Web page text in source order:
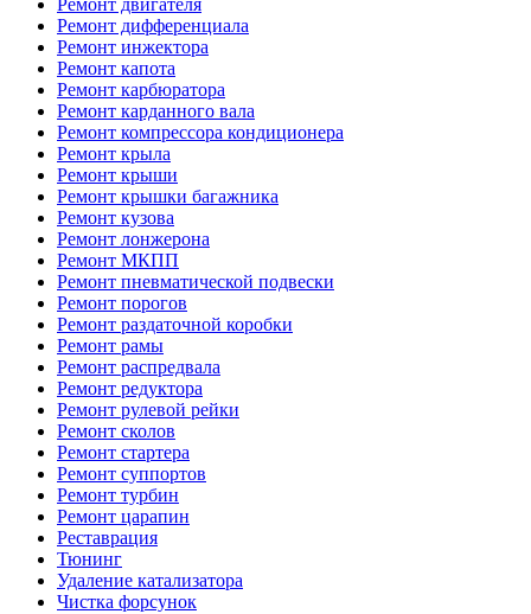
Ремонт двигателя
Ремонт дифференциала
Ремонт инжектора
Ремонт капота
Ремонт карбюратора
Ремонт карданного вала
Ремонт компрессора кондиционера
Ремонт крыла
Ремонт крыши
Ремонт крышки багажника
Ремонт кузова
Ремонт лонжерона
Ремонт МКПП
Ремонт пневматической подвески
Ремонт порогов
Ремонт раздаточной коробки
Ремонт рамы
Ремонт распредвала
Ремонт редуктора
Ремонт рулевой рейки
Ремонт сколов
Ремонт стартера
Ремонт суппортов
Ремонт турбин
Ремонт царапин
Реставрация
Тюнинг
Удаление катализатора
Чистка форсунок